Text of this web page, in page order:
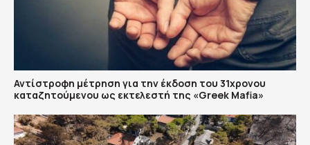
Αντίστροφη μέτρηση για την έκδοση του 31χρονου
καταζητούμενου ως εκτελεστή της «Greek Mafia»